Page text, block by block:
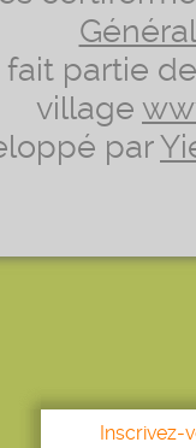
partie
village
par
Inscrivez-